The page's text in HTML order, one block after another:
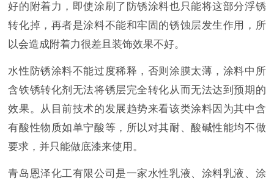
好的附着力，即使涂刷了防锈涂料也只能将这部分浮锈
转化掉，再者是涂料不能和牢固的锈蚀层发生作用，所
以会造成附着力很差且装饰效果不好。
水性防锈涂料不能过度稀释，否则涂膜太薄，涂料中所
含铁锈转化剂无法将锈层完全转化从而无法达到预期的
效果。从目前技术的发展趋势来看该类涂料因为其中含
有酸性物质如单宁酸等，所以对其耐、酸碱性能均不做
要求，并只能做底漆来使用。
青岛恩泽化工有限公司是一家水性乳液、涂料乳液、涂